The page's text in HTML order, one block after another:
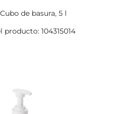
de basura, 5 l
producto: 104315014